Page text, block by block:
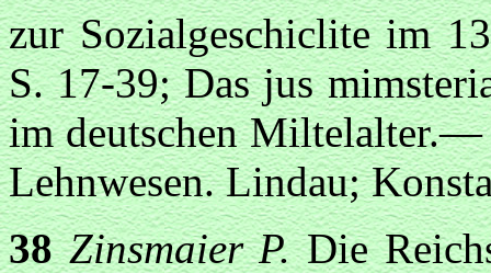
zur Sozialgeschiclite im
S. 17-39; Das jus
im deutschen
Lehnwesen. Lindau;
38 Zinsmaier P.Die